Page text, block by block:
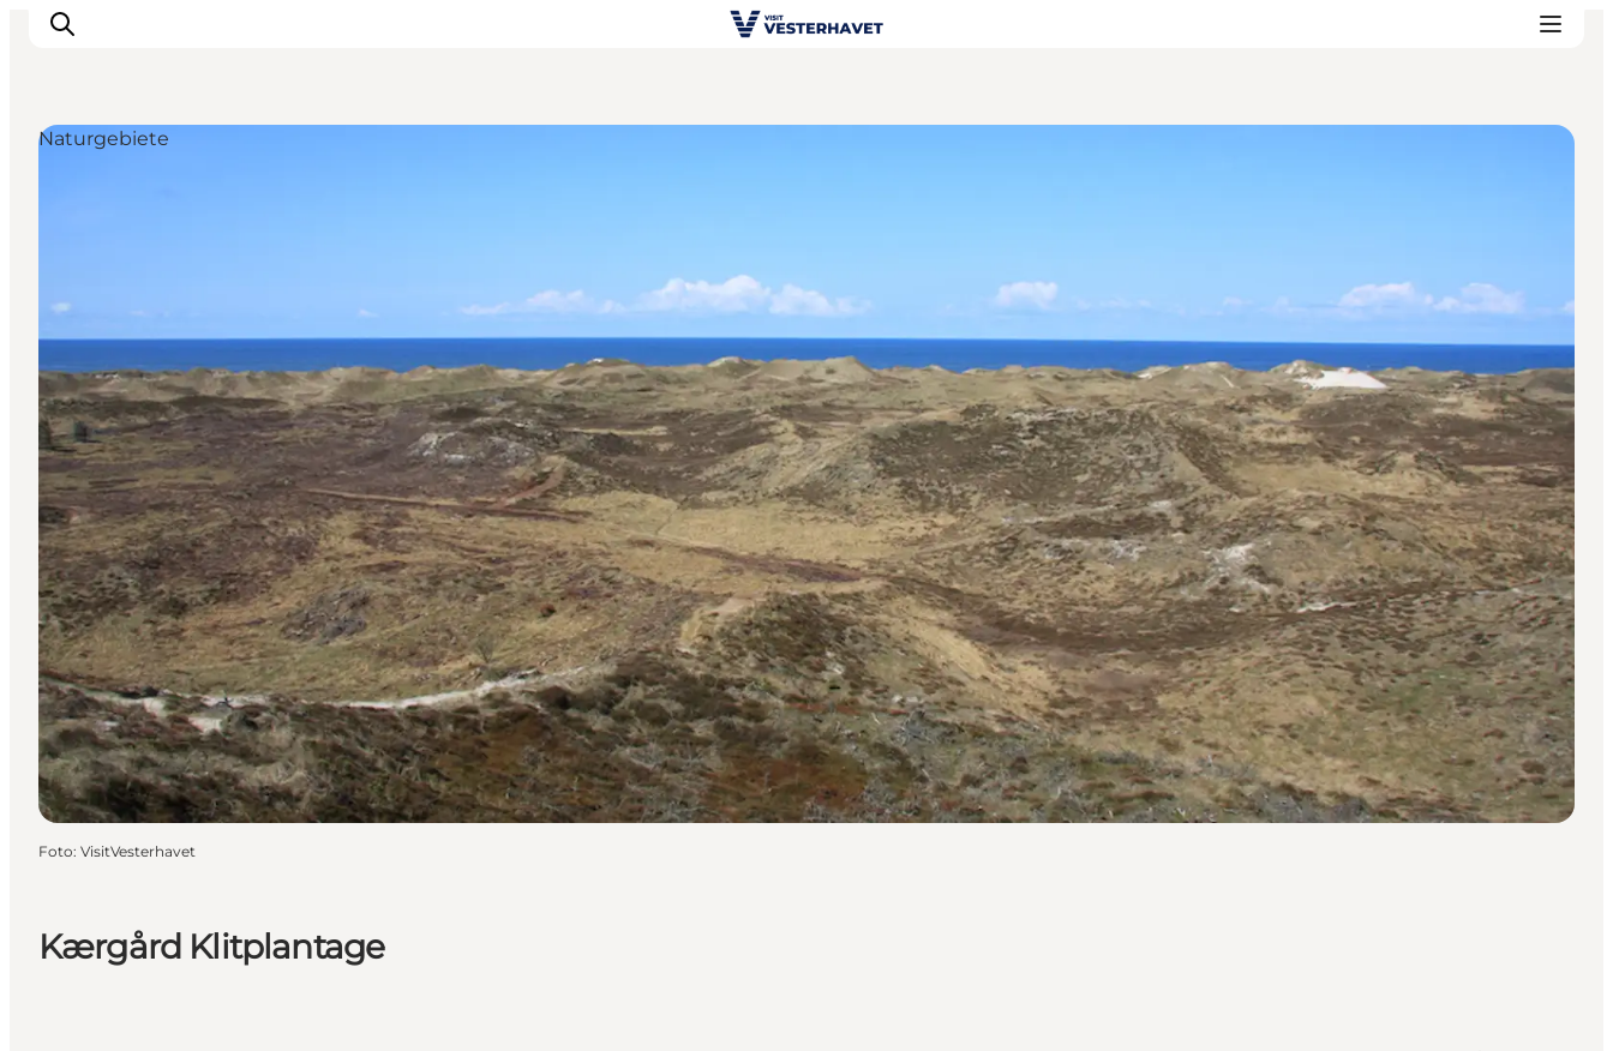
Essen & Übernachtung
Tickets kaufen
Plane deine Reise
Kærgård Klitplantage
Naturgebiete
Foto: VisitVesterhavet